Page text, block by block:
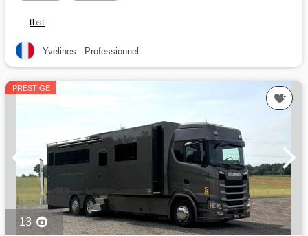
tbst
Yvelines Professionnel
PRESTIGE
13